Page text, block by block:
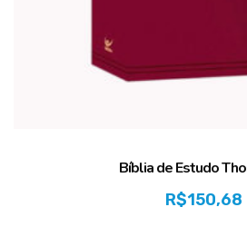
Bíblia de Estudo
R$150,68